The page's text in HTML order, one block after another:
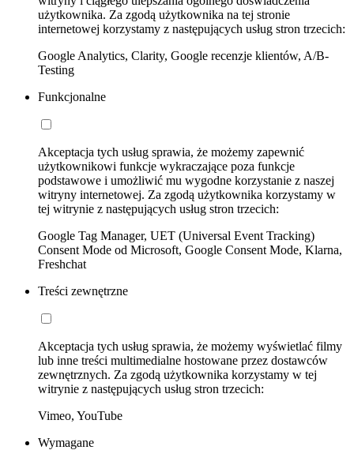
użytkownika. Za zgodą użytkownika na tej stronie
internetowej korzystamy z następujących usług stron trzecich:
Google Analytics, Clarity, Google recenzje klientów, A/B-
Testing
Funkcjonalne
Akceptacja tych usług sprawia, że możemy zapewnić
użytkownikowi funkcje wykraczające poza funkcje
podstawowe i umożliwić mu wygodne korzystanie z naszej
witryny internetowej. Za zgodą użytkownika korzystamy w
tej witrynie z następujących usług stron trzecich:
Google Tag Manager, UET (Universal Event Tracking)
Consent Mode od Microsoft, Google Consent Mode, Klarna,
Freshchat
Treści zewnętrzne
Akceptacja tych usług sprawia, że możemy wyświetlać filmy
lub inne treści multimedialne hostowane przez dostawców
zewnętrznych. Za zgodą użytkownika korzystamy w tej
witrynie z następujących usług stron trzecich:
Vimeo, YouTube
Wymagane